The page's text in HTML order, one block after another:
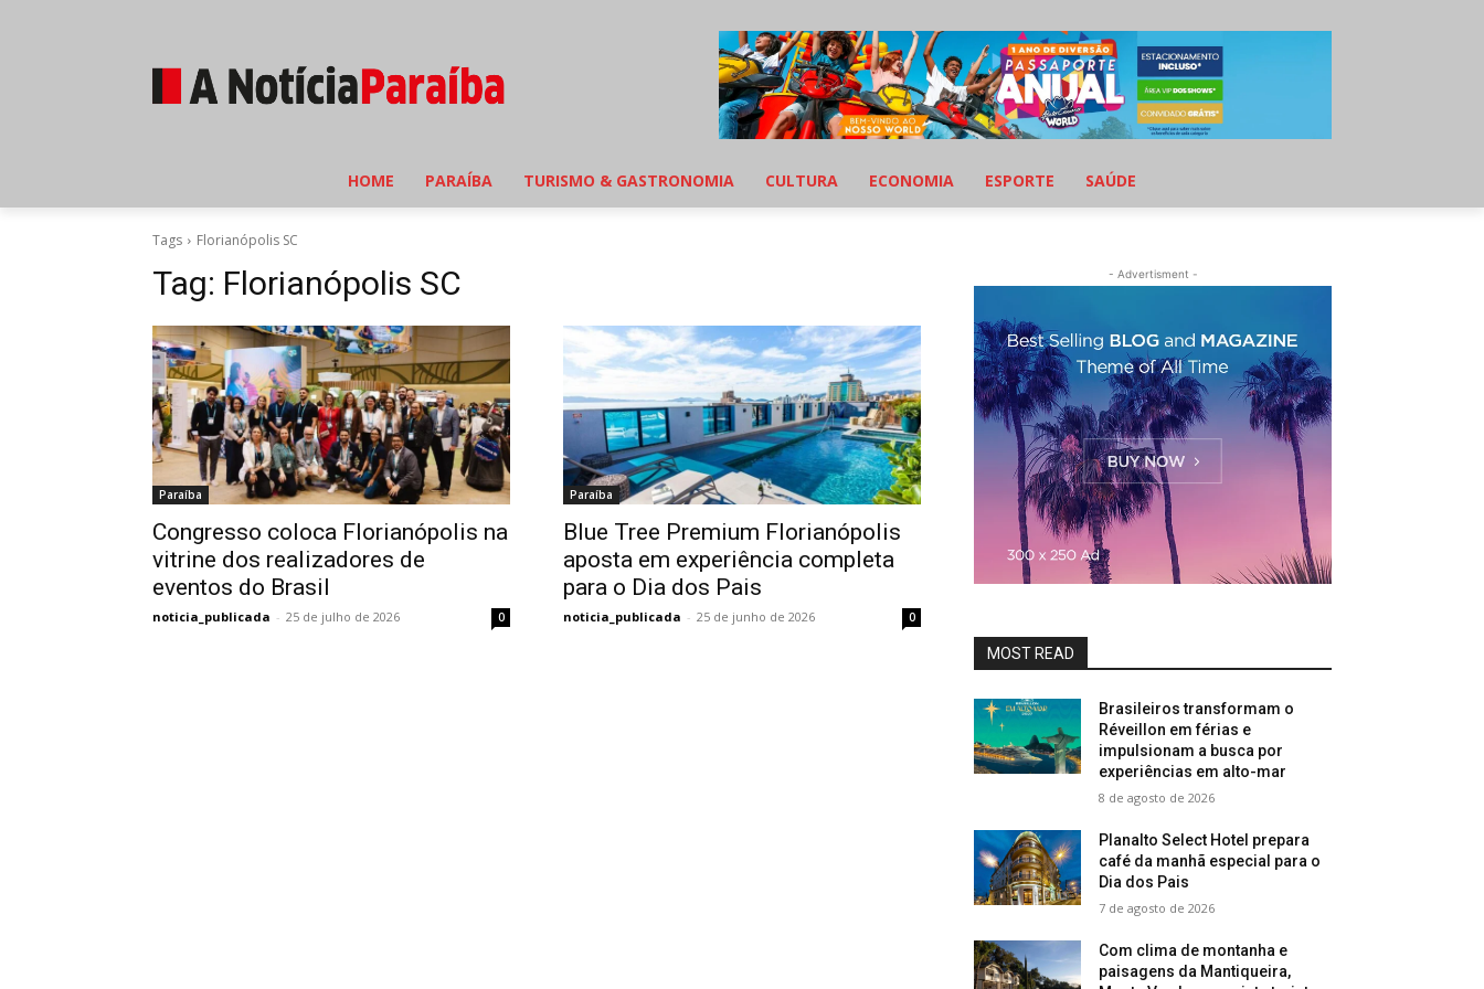
HOME PARAÍBA TURISMO & GASTRONOMIA CULTURA ECONOMIA ESPORTE SAÚDE
Tags Florianópolis SC
Tag: Florianópolis SC
Paraíba
Congresso coloca Florianópolis na
vitrine dos realizadores de
eventos do Brasil
noticia_publicada - 25 de julho de 2026 0
Paraíba
Blue Tree Premium Florianópolis
aposta em experiência completa
para o Dia dos Pais
noticia_publicada - 25 de junho de 2026 0
- Advertisment -
MOST READ
Brasileiros transformam o
Réveillon em férias e
impulsionam a busca por
experiências em alto-mar
8 de agosto de 2026
Planalto Select Hotel prepara
café da manhã especial para o
Dia dos Pais
7 de agosto de 2026
Com clima de montanha e
paisagens da Mantiqueira,